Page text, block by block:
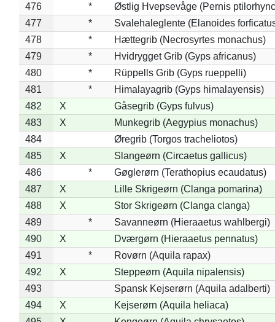
476
*
Østlig Hvepsevåge (Pernis
477
*
Svalehaleglente (Elanoides
478
*
Hættegrib (Necrosyrtes monachus)
479
*
Hvidrygget Grib (Gyps africanus)
480
*
Rüppells Grib (Gyps rueppelli)
481
*
Himalayagrib (Gyps himalayensis)
482
X
Gåsegrib (Gyps fulvus)
483
X
Munkegrib (Aegypius monachus)
484
Øregrib (Torgos tracheliotos)
485
X
Slangeørn (Circaetus gallicus)
486
*
Gøglerørn (Terathopius ecaudatus)
487
X
Lille Skrigeørn (Clanga pomarina)
488
X
Stor Skrigeørn (Clanga clanga)
489
*
Savanneørn (Hieraaetus wahlbergi)
490
X
Dværgørn (Hieraaetus pennatus)
491
*
Rovørn (Aquila rapax)
492
X
Steppeørn (Aquila nipalensis)
493
Spansk Kejserørn (Aquila adalberti)
494
X
Kejserørn (Aquila heliaca)